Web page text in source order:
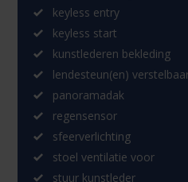
keyless entry
keyless start
kunstlederen bekleding
lendesteun(en)
panoramadak
regensensor
sfeerverlichting
stoel ventilatie voor
stuur kunstleder